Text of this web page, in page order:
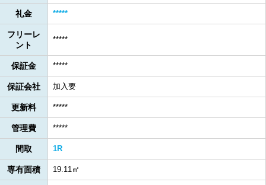
礼金 *****
フリーレ
ント
*****
保証金 *****
保証会社 加入要
更新料 *****
管理費 *****
間取 1R
専有面積 19.11㎡